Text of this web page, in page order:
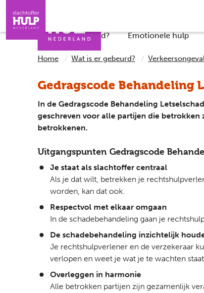
Wat is er gebeurd? Emotionele hulp
Home Wat is er gebeurd?
Gedragscode Behandeling
In de Gedragscode Behandeling
geschreven voor alle partijen die
betrokkenen.
Uitgangspunten Gedragscode
Je staat als slachtoffer centraal
Als je dat wilt, betrekken je
worden, kan dat ook.
Respectvol met elkaar omgaan
In de schadebehandeling gaan je
De schadebehandeling inzichtelijk
Je rechtshulpverlener en de verzekeraar
verlopen en weet je wat je te wachten
Overleggen in harmonie
Alle betrokken partijen zijn gezamenlijk